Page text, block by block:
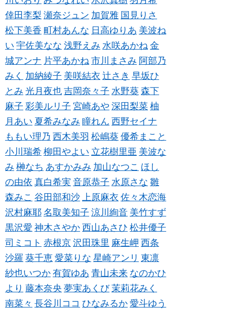
倖田李梨 瀬奈ジュン 加賀雅 国見りさ
松下美香 町村あんな 日高ゆりあ 美波ね
い 宇佐美なな 浅野えみ 水咲あかね 金
城アンナ 片平あかね 市川まさみ 阿部乃
みく 加納綾子 美咲結衣 辻さき 早坂ひ
とみ 光月夜也 吉岡奈々子 水野葵 森下
麻子 彩美ルリ子 宮崎あや 深田梨菜 柚
月あい 夏希みなみ 瞳れん 西野セイナ
ももい理乃 西木美羽 松嶋葵 優希まこと
小川瑞希 柳田やよい 立花樹里亜 美波な
み 榊なち あすかみみ 加山なつこ ほし
の由依 真白希実 音原恭子 水原さな 雛
森みこ 谷田部和沙 上原麻衣 佐々木恋海
沢村麻耶 名取美知子 涼川絢音 美竹すず
黒沢愛 神木さやか 西山あさひ 松井優子
司ミコト 赤根京 沢田珠里 麻生岬 西条
沙羅 葵千恵 愛菜りな 星崎アンリ 東凛
紗也いつか 有賀ゆあ 青山未来 なのかひ
より 藤本奈央 夢実あくび 茉莉花みく
南菜々 長谷川ココ ひなみるか 愛斗ゆう